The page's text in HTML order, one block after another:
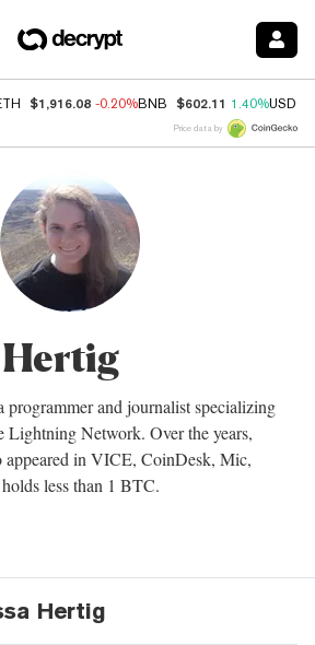
$1,916.08 -0.20%BNB $602.11 1.40%USDC
Price data by
Hertig
programmer and journalist specializing
Lightning Network. Over the years,
appeared in VICE, CoinDesk, Mic,
less than 1 BTC.
Hertig